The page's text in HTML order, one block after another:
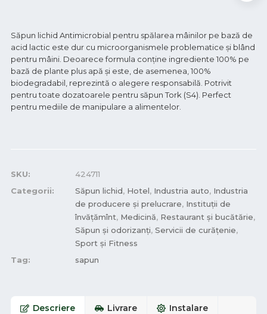
Săpun lichid Antimicrobial pentru spălarea mâinilor pe bază de
acid lactic este dur cu microorganismele problematice și blând
pentru mâini. Deoarece formula conține ingrediente 100% pe
bază de plante plus apă și este, de asemenea, 100%
biodegradabil, reprezintă o alegere responsabilă. Potrivit
pentru toate dozatoarele pentru săpun Tork (S4). Perfect
pentru mediile de manipulare a alimentelor.
SKU:
424711
Categorii:
Săpun lichid, Hotel, Industria auto, Industria
de producere și prelucrare, Instituții de
învățămînt, Medicină, Restaurant și bucătărie,
Săpun și odorizanți, Servicii de curățenie,
Sport și Fitness
Tag:
sapun
Descriere Livrare Instalare